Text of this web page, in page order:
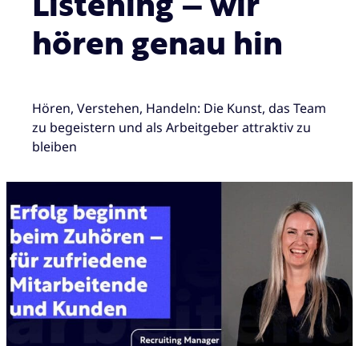
Listening – wir
hören genau hin
Hören, Verstehen, Handeln: Die Kunst, das Team
zu begeistern und als Arbeitgeber attraktiv zu
bleiben